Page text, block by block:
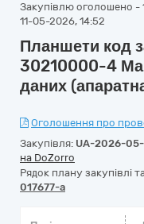
Закупівлю оголошено -
11-05-2026, 14:52
Планшети код
30210000-4
даних
Оголошення про
Закупівля: UA-2026-
на DoZorro
Рядок плану закупівлі
017677-a